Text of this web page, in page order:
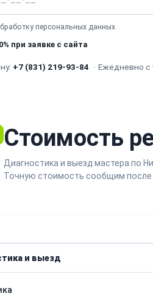
персональных данных
при заявке с сайта
+7 (831) 219-93-84 · Ежедневно с
Стоимость
Диагностика и выезд мастера по
Точную стоимость сообщим после
и выезд